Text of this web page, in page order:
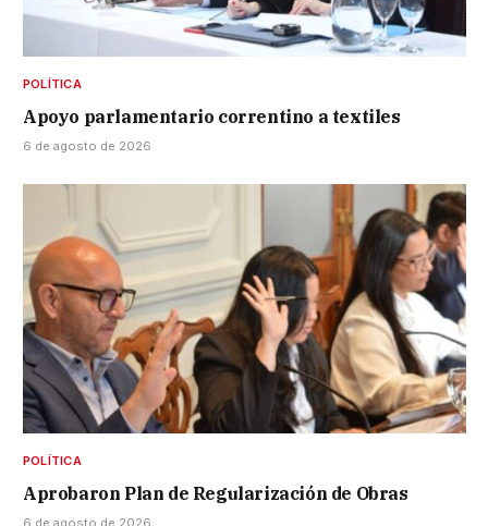
POLÍTICA
Apoyo parlamentario correntino a textiles
6 de agosto de 2026
POLÍTICA
Aprobaron Plan de Regularización de Obras
6 de agosto de 2026